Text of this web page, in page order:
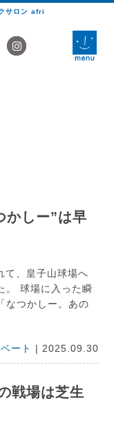
サロン afri
toggle
かしー”は早
て、皇子山球場へ
。 球場に入った瞬
なつかしー。あの
ート | 2025.09.30
戦場は芝生